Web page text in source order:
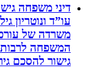
דיני משפחה גישור,
עו”ד ונוטריון גילה
משרדה של עורכת
המשפחה לרבות:
גישור להסכם